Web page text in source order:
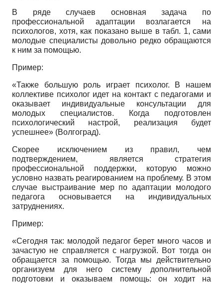
В ряде случаев основная задача по
профессиональной адаптации возлагается на
психологов, хотя, как показано выше в табл. 1, сами
молодые специалисты довольно редко обращаются
к ним за помощью.
Пример:
«Также большую роль играет психолог. В нашем
коллективе психолог идет на контакт с педагогами и
оказывает индивидуальные консультации для
молодых специалистов. Когда подготовлен
психологический настрой, реализация будет
успешнее» (Волгоград).
Скорее исключением из правил, чем
подтверждением, является стратегия
профессиональной поддержки, которую можно
условно назвать реагированием на проблему. В этом
случае выстраивание мер по адаптации молодого
педагога основывается на индивидуальных
затруднениях.
Пример:
«Сегодня так: молодой педагог берет много часов и
зачастую не справляется с нагрузкой. Вот тогда он
обращается за помощью. Тогда мы действительно
организуем для него систему дополнительной
подготовки и оказываем помощь: он ходит на